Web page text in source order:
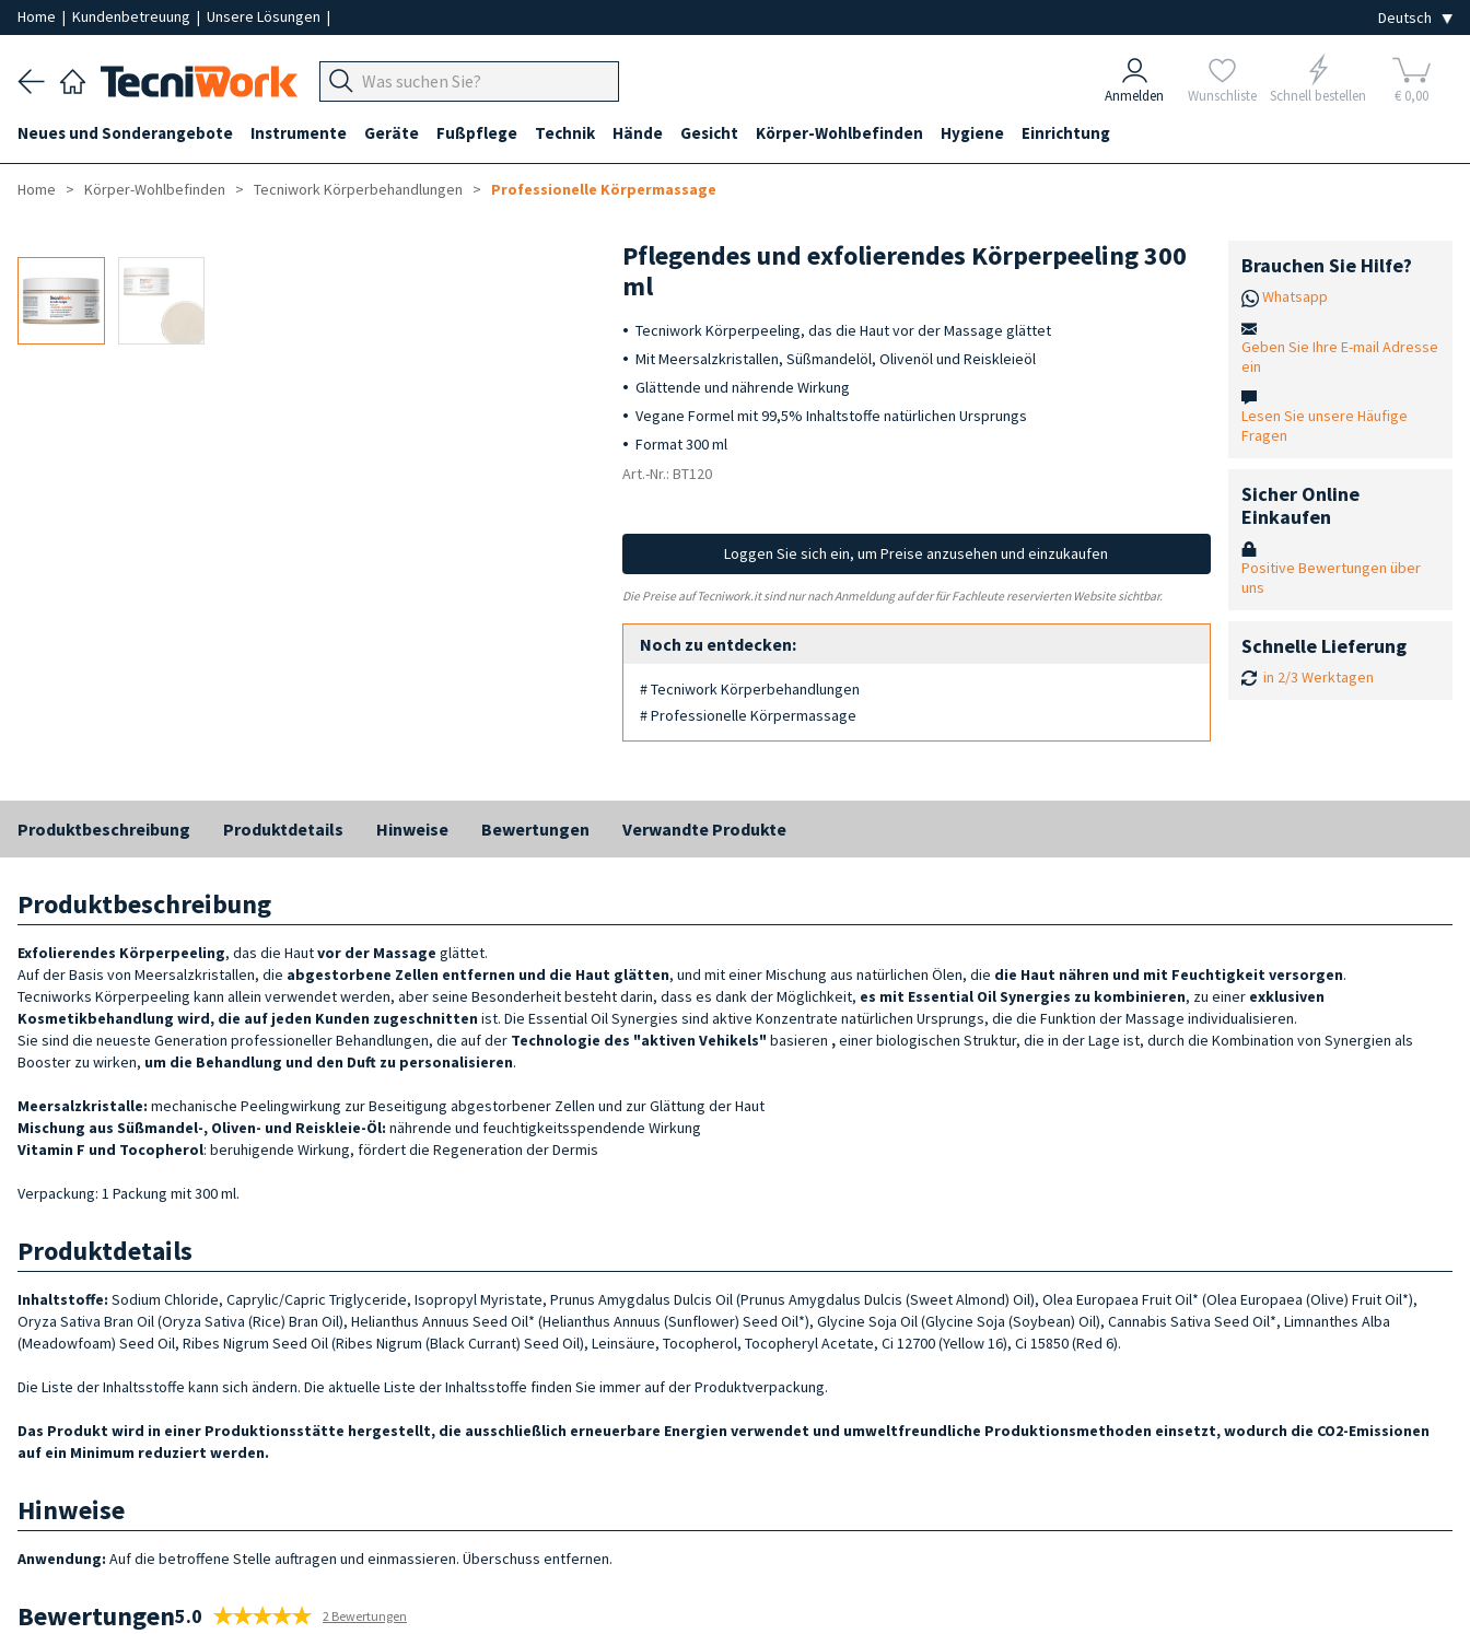
Home | Kundenbetreuung | Unsere Lösungen |
Anmelden Wunschliste Schnell bestellen € 0,00
Neues und Sonderangebote Instrumente Geräte Fußpflege Technik Hände Gesicht Körper-Wohlbefinden Hygiene Einrichtung
Home Körper-Wohlbefinden Tecniwork Körperbehandlungen Professionelle Körpermassage
Pflegendes und exfolierendes Körperpeeling 300
ml
Tecniwork Körperpeeling, das die Haut vor der Massage glättet
Mit Meersalzkristallen, Süßmandelöl, Olivenöl und Reiskleieöl
Glättende und nährende Wirkung
Vegane Formel mit 99,5% Inhaltstoffe natürlichen Ursprungs
Format 300 ml
Art.-Nr.: BT120
Loggen Sie sich ein, um Preise anzusehen und einzukaufen
Die Preise auf Tecniwork.it sind nur nach Anmeldung auf der für Fachleute reservierten Website sichtbar.
Noch zu entdecken:
# Tecniwork Körperbehandlungen
# Professionelle Körpermassage
Brauchen Sie Hilfe?
Whatsapp
Geben Sie Ihre E-mail Adresse
ein
Lesen Sie unsere Häufige
Fragen
Sicher Online
Einkaufen
Positive Bewertungen über
uns
Schnelle Lieferung
in 2/3 Werktagen
Produktbeschreibung Produktdetails Hinweise Bewertungen Verwandte Produkte
Produktbeschreibung
Exfolierendes Körperpeeling, das die Hautvor der Massage glättet.
Auf der Basis von Meersalzkristallen, die abgestorbene Zellen entfernen und die Haut glätten, und mit einer Mischung aus natürlichen Ölen, die die Haut nähren und mit Feuchtigkeit versorgen.
Tecniworks Körperpeeling kann allein verwendet werden, aber seine Besonderheit besteht darin, dass es dank der Möglichkeit, es mit Essential Oil Synergies zu kombinieren, zu einer exklusiven
Kosmetikbehandlung wird, die auf jeden Kunden zugeschnitten ist. Die Essential Oil Synergies sind aktive Konzentrate natürlichen Ursprungs, die die Funktion der Massage individualisieren.
Sie sind die neueste Generation professioneller Behandlungen, die auf der Technologie des "aktiven Vehikels" basieren ,einer biologischen Struktur, die in der Lage ist, durch die Kombination von Synergien als
Booster zu wirken, um die Behandlung und den Duft zu personalisieren.
Meersalzkristalle: mechanische Peelingwirkung zur Beseitigung abgestorbener Zellen und zur Glättung der Haut
Mischung aus Süßmandel-, Oliven- und Reiskleie-Öl: nährende und feuchtigkeitsspendende Wirkung
Vitamin F und Tocopherol: beruhigende Wirkung, fördert die Regeneration der Dermis
Verpackung: 1 Packung mit 300 ml.
Produktdetails
Inhaltstoffe: Sodium Chloride, Caprylic/Capric Triglyceride, Isopropyl Myristate, Prunus Amygdalus Dulcis Oil (Prunus Amygdalus Dulcis (Sweet Almond) Oil), Olea Europaea Fruit Oil* (Olea Europaea (Olive) Fruit Oil*),
Oryza Sativa Bran Oil (Oryza Sativa (Rice) Bran Oil), Helianthus Annuus Seed Oil* (Helianthus Annuus (Sunflower) Seed Oil*), Glycine Soja Oil (Glycine Soja (Soybean) Oil), Cannabis Sativa Seed Oil*, Limnanthes Alba
(Meadowfoam) Seed Oil, Ribes Nigrum Seed Oil (Ribes Nigrum (Black Currant) Seed Oil), Leinsäure, Tocopherol, Tocopheryl Acetate, Ci 12700 (Yellow 16), Ci 15850 (Red 6).
Die Liste der Inhaltsstoffe kann sich ändern. Die aktuelle Liste der Inhaltsstoffe finden Sie immer auf der Produktverpackung.
Das Produkt wird in einer Produktionsstätte hergestellt, die ausschließlich erneuerbare Energien verwendet und umweltfreundliche Produktionsmethoden einsetzt, wodurch die CO2-Emissionen
auf ein Minimum reduziert werden.
Hinweise
Anwendung: Auf die betroffene Stelle auftragen und einmassieren. Überschuss entfernen.
Bewertungen5.0 2 Bewertungen